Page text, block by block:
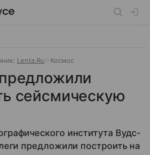
Lenta.Ru Космос
сейсмическую
института Вудс-
предложили построить на